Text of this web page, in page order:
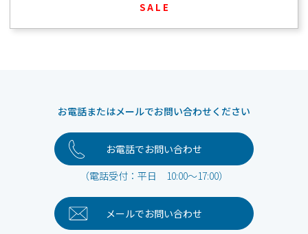
S A L E
お電話またはメールでお問い合わせください
お電話でお問い合わせ
（電話受付：平日 10:00～17:00）
メールでお問い合わせ